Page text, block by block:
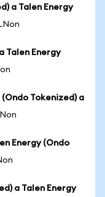
a Talen Energy
Talen Energy
(Ondo Tokenized) a
Energy (Ondo
a Talen Energy